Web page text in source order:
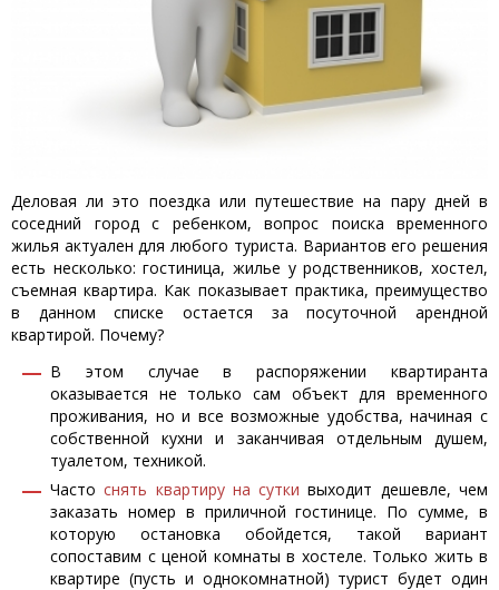
Деловая ли это поездка или путешествие на пару дней в
соседний город с ребенком, вопрос поиска временного
жилья актуален для любого туриста. Вариантов его решения
есть несколько: гостиница, жилье у родственников, хостел,
съемная квартира. Как показывает практика, преимущество
в данном списке остается за посуточной арендной
квартирой. Почему?
В этом случае в распоряжении квартиранта
оказывается не только сам объект для временного
проживания, но и все возможные удобства, начиная с
собственной кухни и заканчивая отдельным душем,
туалетом, техникой.
Частоснять квартиру на сутки выходит дешевле, чем
заказать номер в приличной гостинице. По сумме, в
которую остановка обойдется, такой вариант
сопоставим с ценой комнаты в хостеле. Только жить в
квартире (пусть и однокомнатной) турист будет один